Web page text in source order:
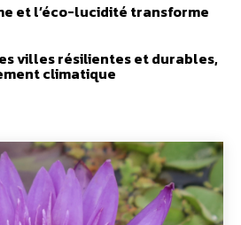
et l’éco-lucidité transforme
villes résilientes et durables,
climatique